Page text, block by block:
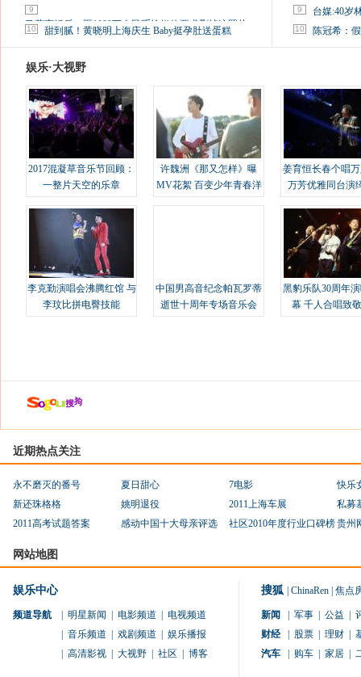
9
马蓉离婚后，砸1000万人民币给媒体要求删掉这照片
10 甜到腻！黄晓明上海庆生 Baby挺孕肚送蛋糕
9 台媒:40岁
10 陈冠希：
娱乐·大视野
2017混凝草音乐节回顾：
一整片天空的乐章
许魏洲《那又怎样》曝
MV花絮 百变少年青春洋
姜育恒长春个唱
万芳优雅同台演
李克勤演唱会沸腾红馆 与
李玟比拼电臀技能
中国男高音纪念帕瓦罗蒂
逝世十周年专场音乐会
黑豹乐队30周年
幕 千人合唱致
近期热点关注
永不磨灭的番号 夏日甜心 7电影
快乐
新还珠格格
姚明退役 2011上海车展
私募
2011高考试题答案
感动中国十大母亲评选 社区2010年度行业口碑榜贵州
网站地图
娱乐中心
频道导航 明星新闻 电影频道
电视频道
音乐频道 戏剧频道
娱乐播报
高清影视 大视野 社区 博客
搜狐 ChinaRen 焦点
新闻 军事 公益
财经
股票 理财
汽车
购车 家居